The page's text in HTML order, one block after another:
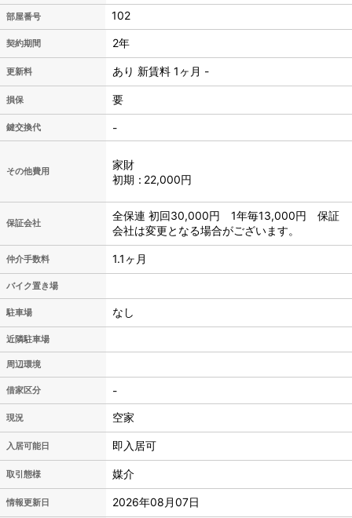
102
契約期間 2年
更新料 あり 新賃料 1ヶ月 -
損保 要
鍵交換代 -
その他費用
家財
初期
22,000円
保証会社
全保連 初回30,000円 1年毎13,000円 保証
会社は変更となる場合がございます。
仲介手数料 1.1ヶ月
バイク置き場
駐車場 なし
近隣駐車場
周辺環境
借家区分 -
現況 空家
入居可能日 即入居可
取引態様 媒介
情報更新日 2026年08月07日